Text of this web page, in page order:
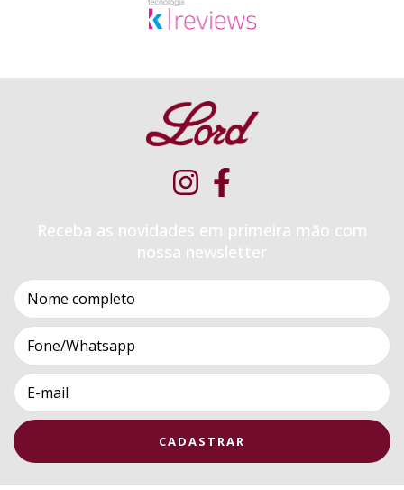
Receba as novidades em primeira mão com
nossa newsletter